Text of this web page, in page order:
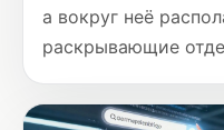
а вокруг неё
раскрывающие